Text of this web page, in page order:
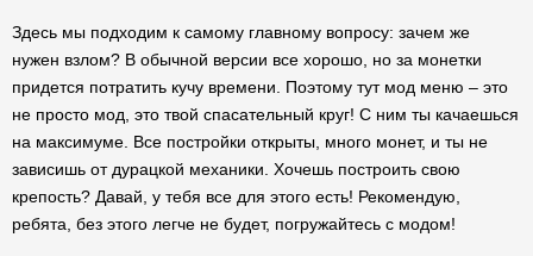
Здесь мы подходим к самому главному вопросу: зачем же
нужен взлом? В обычной версии все хорошо, но за монетки
придется потратить кучу времени. Поэтому тут мод меню – это
не просто мод, это твой спасательный круг! С ним ты качаешься
на максимуме. Все постройки открыты, много монет, и ты не
зависишь от дурацкой механики. Хочешь построить свою
крепость? Давай, у тебя все для этого есть! Рекомендую,
ребята, без этого легче не будет, погружайтесь с модом!